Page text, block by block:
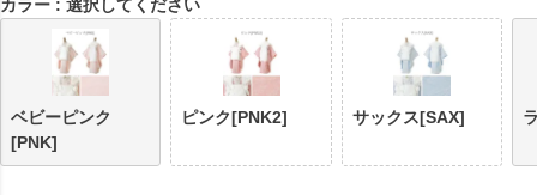
カラー 選択してください
ベビーピンク
[PNK]
ピンク[PNK2] サックス[SAX]